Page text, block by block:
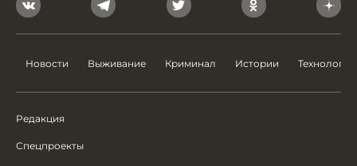
Новости Выживание Криминал Истории Технологии
Редакция
Спецпроекты